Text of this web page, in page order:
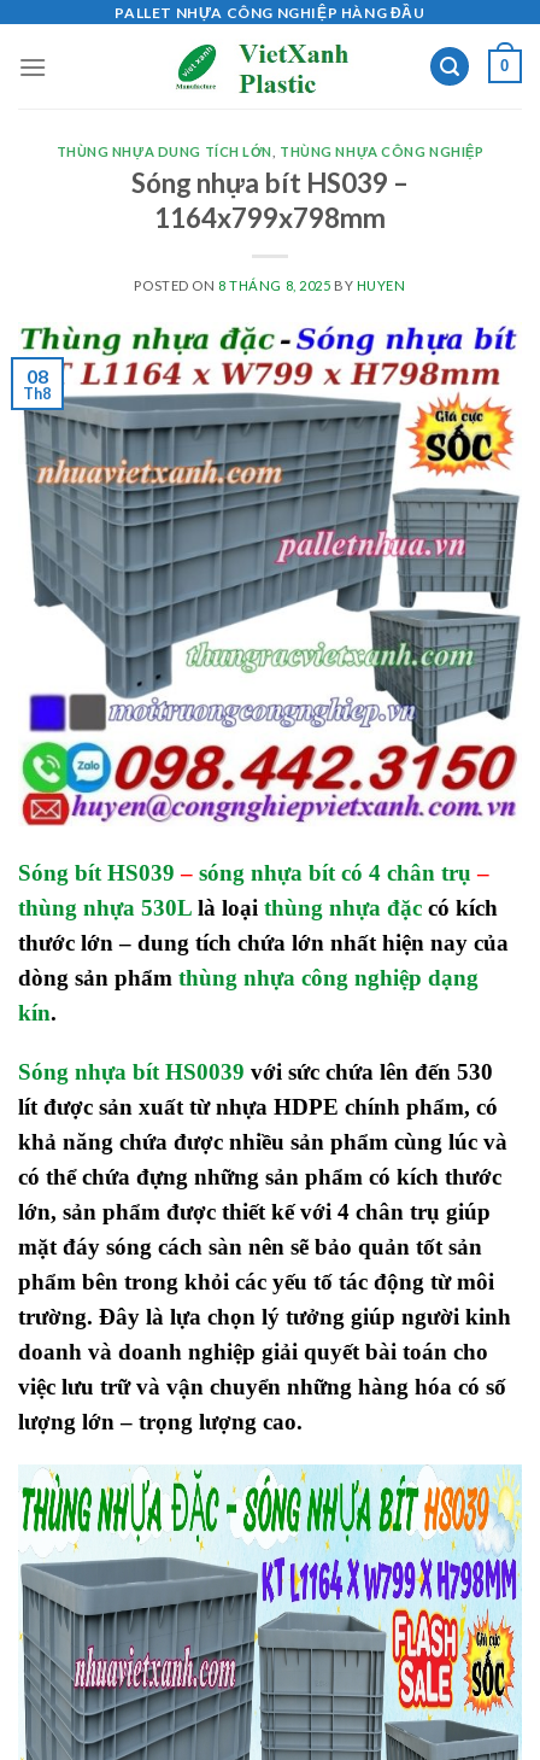
content
PALLET NHỰA CÔNG NGHIỆP HÀNG ĐẦU
0
THÙNG NHỰA DUNG TÍCH LỚN THÙNG NHỰA CÔNG NGHIỆP
Sóng nhựa bít HS039 –
1164x799x798mm
POSTED ON 8 THÁNG 8, 2025 BY HUYEN
08
Th8
Sóng bít HS039 – sóng nhựa bít có 4 chân trụ –
thùng nhựa 530L là loại thùng nhựa đặc có kích
thước lớn – dung tích chứa lớn nhất hiện nay của
dòng sản phẩm thùng nhựa công nghiệp dạng
kín.
Sóng nhựa bít HS0039 với sức chứa lên đến 530
lít được sản xuất từ nhựa HDPE chính phẩm, có
khả năng chứa được nhiều sản phẩm cùng lúc và
có thể chứa đựng những sản phẩm có kích thước
lớn, sản phẩm được thiết kế với 4 chân trụ giúp
mặt đáy sóng cách sàn nên sẽ bảo quản tốt sản
phẩm bên trong khỏi các yếu tố tác động từ môi
trường. Đây là lựa chọn lý tưởng giúp người kinh
doanh và doanh nghiệp giải quyết bài toán cho
việc lưu trữ và vận chuyển những hàng hóa có số
lượng lớn – trọng lượng cao.